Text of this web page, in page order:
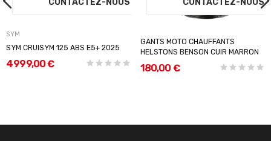
CONTACTEZ-NOUS
SYM
SYM CRUISYM 125 ABS E5+ 2025
4 999,00 €
CONTACTEZ-NOUS
GANTS MOTO CHAUFFANTS
HELSTONS BENSON CUIR MARRON
180,00 €